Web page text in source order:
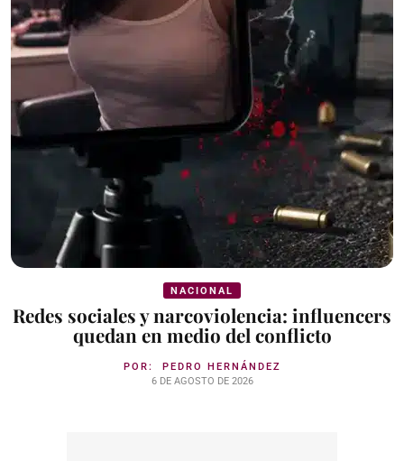
NACIONAL
Redes sociales y narcoviolencia: influencers
quedan en medio del conflicto
POR: PEDRO HERNÁNDEZ
6 DE AGOSTO DE 2026